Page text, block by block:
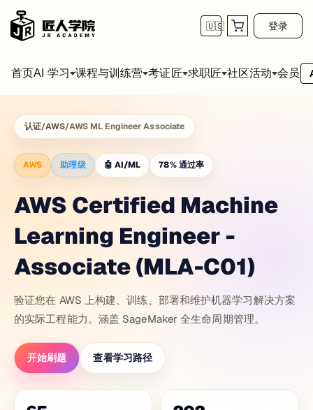
🇺🇸 登录
首页AI 学习 课程与训练营 考证匠 求职匠 社区活动 会员
认证/AWS/AWS ML Engineer Associate
AWS 助理级 🤖 AI/ML 78% 通过率
AWS Certified Machine
Learning Engineer -
Associate (MLA-C01)
验证您在 AWS 上构建、训练、部署和维护机器学习解决方案
的实际工程能力。涵盖 SageMaker 全生命周期管理。
开始刷题 查看学习路径